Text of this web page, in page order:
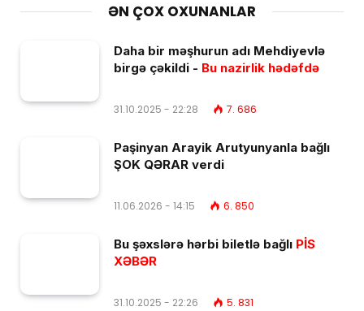
ƏN ÇOX OXUNANLAR
Daha bir məşhurun adı Mehdiyevlə
birgə çəkildi - Bu nazirlik hədəfdə
31.10.2025 - 22:28 7. 686
Paşinyan Arayik Arutyunyanla bağlı
ŞOK QƏRAR verdi
11.06.2026 - 14:15 6. 850
Bu şəxslərə hərbi biletlə bağlı PİS
XƏBƏR
31.10.2025 - 22:26 5. 831